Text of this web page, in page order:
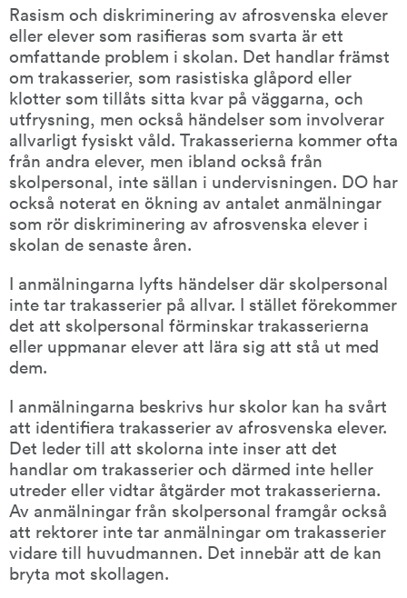
Rasism och diskriminering av afrosvenska elever
eller elever som rasifieras som svarta är ett
omfattande problem i skolan. Det handlar främst
om trakasserier, som rasistiska glåpord eller
klotter som tillåts sitta kvar på väggarna, och
utfrysning, men också händelser som involverar
allvarligt fysiskt våld. Trakasserierna kommer ofta
från andra elever, men ibland också från
skolpersonal, inte sällan i undervisningen. DO har
också noterat en ökning av antalet anmälningar
som rör diskriminering av afrosvenska elever i
skolan de senaste åren.
I anmälningarna lyfts händelser där skolpersonal
inte tar trakasserier på allvar. I stället förekommer
det att skolpersonal förminskar trakasserierna
eller uppmanar elever att lära sig att stå ut med
dem.
I anmälningarna beskrivs hur skolor kan ha svårt
att identifiera trakasserier av afrosvenska elever.
Det leder till att skolorna inte inser att det
handlar om trakasserier och därmed inte heller
utreder eller vidtar åtgärder mot trakasserierna.
Av anmälningar från skolpersonal framgår också
att rektorer inte tar anmälningar om trakasserier
vidare till huvudmannen. Det innebär att de kan
bryta mot skollagen.